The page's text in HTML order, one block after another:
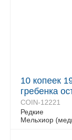
10 копеек
гребенка
COIN-12221
Редкие
Мельхиор